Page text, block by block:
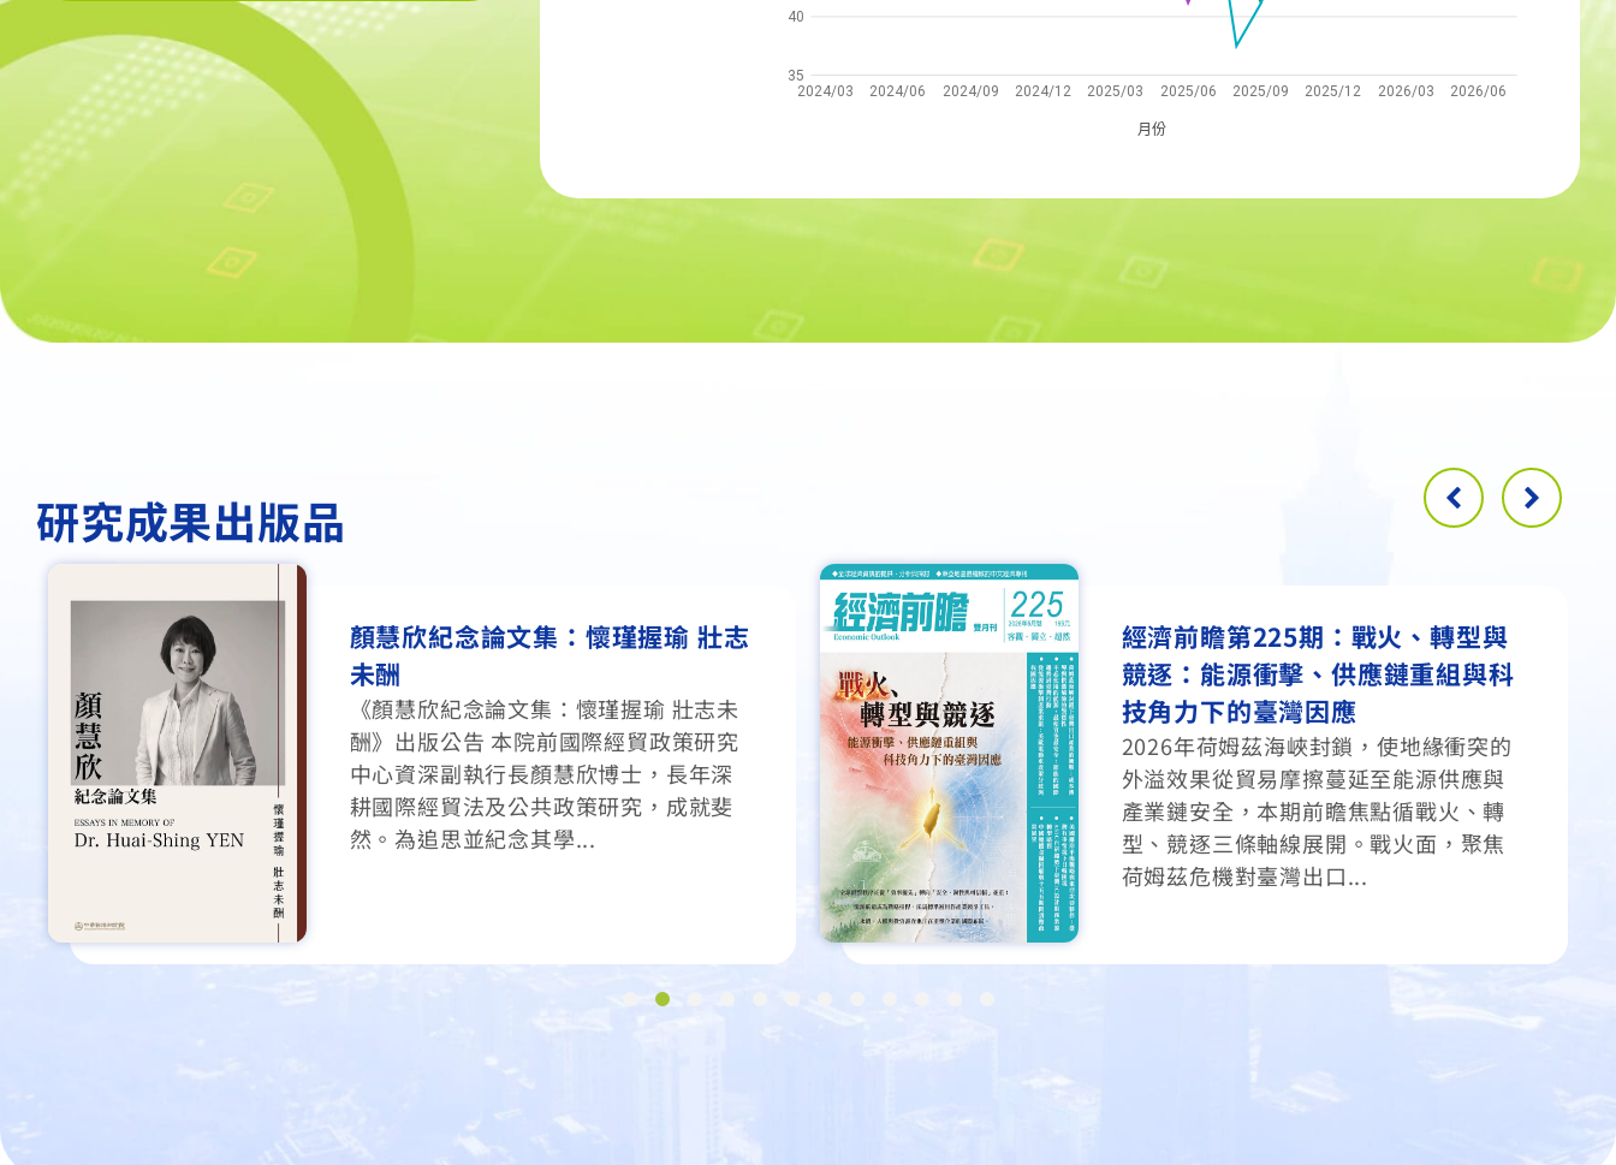
2024/03 2024/06 2024/09 2024/12 2025/03 2025/06 2025/09 2025/12 2026/03 2026/06
月份
35
40
研究成果出版品
經濟前瞻第225期：戰火、轉型與
競逐：能源衝擊、供應鏈重組與科
技角力下的臺灣因應
2026年荷姆茲海峽封鎖，使地緣衝突的
外溢效果從貿易摩擦蔓延至能源供應與
產業鏈安全，本期前瞻焦點循戰火、轉
型、競逐三條軸線展開。戰火面，聚焦
2026年全球經濟展望──關稅重構
與美國優先下的經濟格局
中華經濟研究院身為國內重要經濟智
庫，向來致力提供優質資訊分析此項任
務，每年年初更主動提出全球、中國大
陸及臺灣經濟資訊供社會大眾參考。
《2026年全球經濟展望》專...